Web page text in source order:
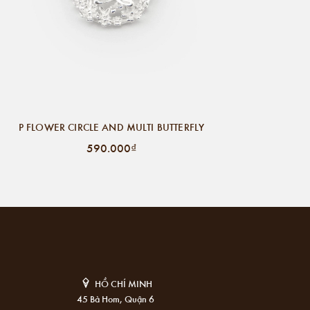
P FLOWER CIRCLE AND MULTI BUTTERFLY
590.000₫
HỒ CHÍ MINH
45 Bà Hom, Quận 6